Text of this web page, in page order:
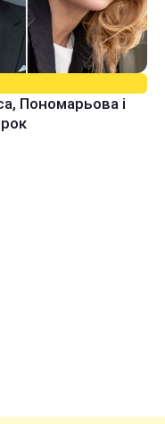
Пономарьова і